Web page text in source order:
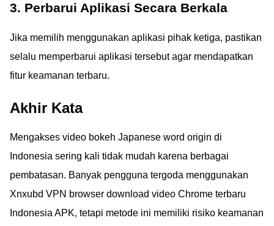
3. Perbarui Aplikasi Secara Berkala
Jika memilih menggunakan aplikasi pihak ketiga, pastikan
selalu memperbarui aplikasi tersebut agar mendapatkan
fitur keamanan terbaru.
Akhir Kata
Mengakses video bokeh Japanese word origin di
Indonesia sering kali tidak mudah karena berbagai
pembatasan. Banyak pengguna tergoda menggunakan
Xnxubd VPN browser download video Chrome terbaru
Indonesia APK, tetapi metode ini memiliki risiko keamanan